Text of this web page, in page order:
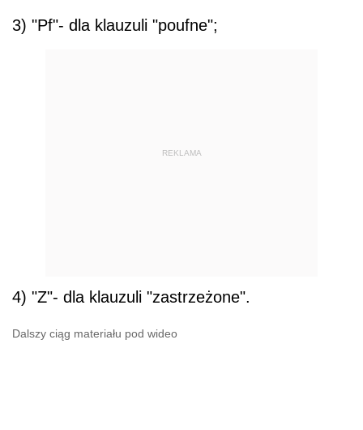
3) "Pf"- dla klauzuli "poufne";
REKLAMA
4) "Z"- dla klauzuli "zastrzeżone".
Dalszy ciąg materiału pod wideo